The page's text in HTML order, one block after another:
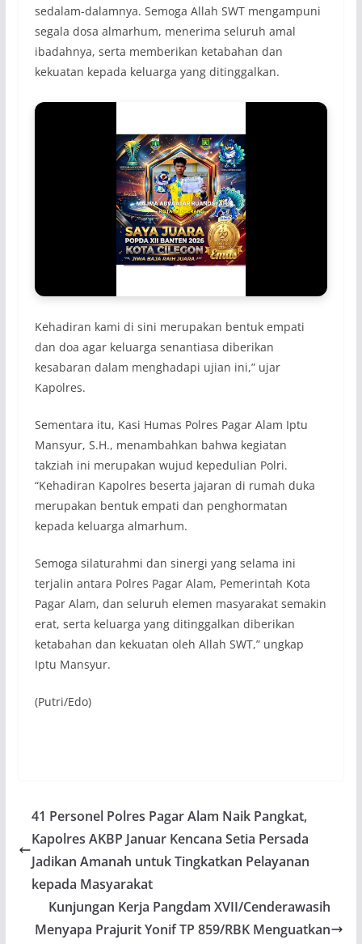
sedalam-dalamnya. Semoga Allah SWT mengampuni
segala dosa almarhum, menerima seluruh amal
ibadahnya, serta memberikan ketabahan dan
kekuatan kepada keluarga yang ditinggalkan.
Kehadiran kami di sini merupakan bentuk empati
dan doa agar keluarga senantiasa diberikan
kesabaran dalam menghadapi ujian ini,” ujar
Kapolres.
Sementara itu, Kasi Humas Polres Pagar Alam Iptu
Mansyur, S.H., menambahkan bahwa kegiatan
takziah ini merupakan wujud kepedulian Polri.
“Kehadiran Kapolres beserta jajaran di rumah duka
merupakan bentuk empati dan penghormatan
kepada keluarga almarhum.
Semoga silaturahmi dan sinergi yang selama ini
terjalin antara Polres Pagar Alam, Pemerintah Kota
Pagar Alam, dan seluruh elemen masyarakat semakin
erat, serta keluarga yang ditinggalkan diberikan
ketabahan dan kekuatan oleh Allah SWT,” ungkap
Iptu Mansyur.
(Putri/Edo)
41 Personel Polres Pagar Alam Naik Pangkat,
Kapolres AKBP Januar Kencana Setia Persada
Jadikan Amanah untuk Tingkatkan Pelayanan
kepada Masyarakat
Kunjungan Kerja Pangdam XVII/Cenderawasih
Menyapa Prajurit Yonif TP 859/RBK Menguatkan